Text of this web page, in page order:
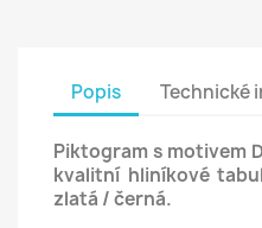
Popis Technické
Piktogram s motivem
kvalitní hliníkové
zlatá / černá.